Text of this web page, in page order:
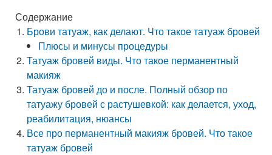
Содержание
Брови татуаж, как делают. Что такое татуаж бровей
Плюсы и минусы процедуры
Татуаж бровей виды. Что такое перманентный
макияж
Татуаж бровей до и после. Полный обзор по
татуажу бровей с растушевкой: как делается, уход,
реабилитация, нюансы
Все про перманентный макияж бровей. Что такое
татуаж бровей